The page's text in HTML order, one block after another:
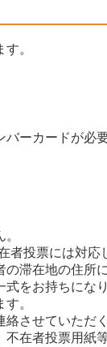
。
ーカードが必要
投票には対応
滞在地の住所
お持ちになり
。
させていただ
在者投票用紙